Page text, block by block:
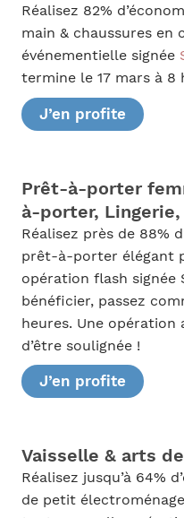
Réalisez 82%
main & chaussures en
événementielle signée
termine le 17 mars à 8
J’en profite
Prêt-à-porter
à-porter,
Réalisez près de 88%
prêt-à-porter élégant
opération flash signée
bénéficier, passez
heures. Une
d’être soulignée !
J’en profite
Vaisselle & arts
Réalisez jusqu’à 64%
de petit